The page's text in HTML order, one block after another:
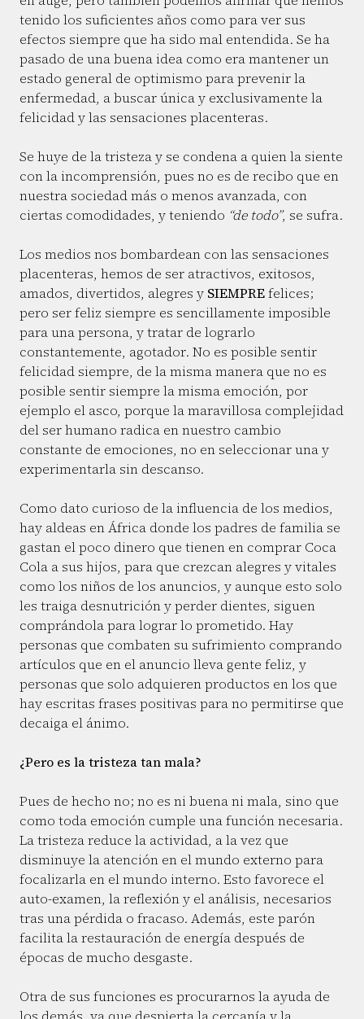
tenido los suficientes años como para ver sus
efectos siempre que ha sido mal entendida. Se ha
pasado de una buena idea como era mantener un
estado general de optimismo para prevenir la
enfermedad, a buscar única y exclusivamente la
felicidad y las sensaciones placenteras.
Se huye de la tristeza y se condena a quien la siente
con la incomprensión, pues no es de recibo que en
nuestra sociedad más o menos avanzada, con
ciertas comodidades, y teniendo “de todo”, se sufra.
Los medios nos bombardean con las sensaciones
placenteras, hemos de ser atractivos, exitosos,
amados, divertidos, alegres y SIEMPREfelices;
pero ser feliz siempre es sencillamente imposible
para una persona, y tratar de lograrlo
constantemente, agotador. No es posible sentir
felicidad siempre, de la misma manera que no es
posible sentir siempre la misma emoción, por
ejemplo el asco, porque la maravillosa complejidad
del ser humano radica en nuestro cambio
constante de emociones, no en seleccionar una y
experimentarla sin descanso.
Como dato curioso de la influencia de los medios,
hay aldeas en África donde los padres de familia se
gastan el poco dinero que tienen en comprar Coca
Cola a sus hijos, para que crezcan alegres y vitales
como los niños de los anuncios, y aunque esto solo
les traiga desnutrición y perder dientes, siguen
comprándola para lograr lo prometido. Hay
personas que combaten su sufrimiento comprando
artículos que en el anuncio lleva gente feliz, y
personas que solo adquieren productos en los que
hay escritas frases positivas para no permitirse que
decaiga el ánimo.
¿Pero es la tristeza tan mala?
Pues de hecho no; no es ni buena ni mala, sino que
como toda emoción cumple una función necesaria.
La tristeza reduce la actividad, a la vez que
disminuye la atención en el mundo externo para
focalizarla en el mundo interno. Esto favorece el
auto-examen, la reflexión y el análisis, necesarios
tras una pérdida o fracaso. Además, este parón
facilita la restauración de energía después de
épocas de mucho desgaste.
Otra de sus funciones es procurarnos la ayuda de